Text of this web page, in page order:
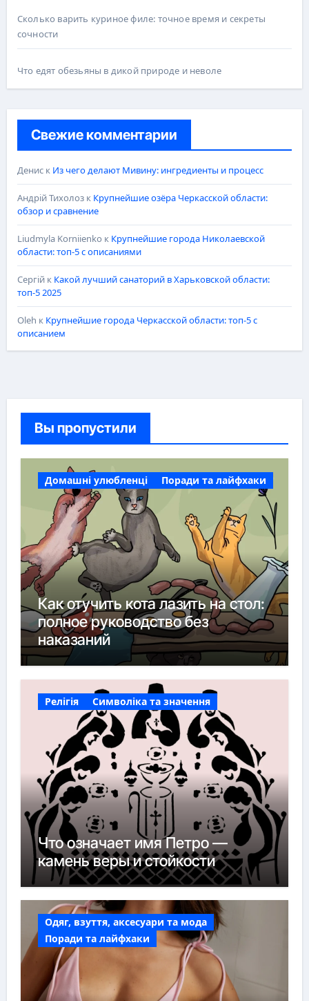
Сколько варить куриное филе: точное время и секреты
сочности
Что едят обезьяны в дикой природе и неволе
Свежие комментарии
Дениск Из чего делают Мивину: ингредиенты и процесс
Андрій Тихолозк Крупнейшие озёра Черкасской области:
обзор и сравнение
Liudmyla Korniienko к Крупнейшие города Николаевской
области: топ-5 с описаниями
Сергійк Какой лучший санаторий в Харьковской области:
топ-5 2025
Oleh к Крупнейшие города Черкасской области: топ-5 с
описанием
Вы пропустили
Домашні улюбленці Поради та лайфхаки
Как отучить кота лазить на стол:
полное руководство без
наказаний
Релігія Символіка та значення
Что означает имя Петро —
камень веры и стойкости
Одяг, взуття, аксесуари та мода
Поради та лайфхаки